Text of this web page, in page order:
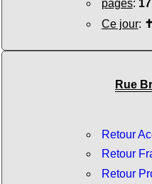
pages: 17
Ce jour: ✝
Rue
Retour
Retour
Retour